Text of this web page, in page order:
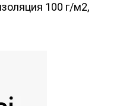
100 г/м2,